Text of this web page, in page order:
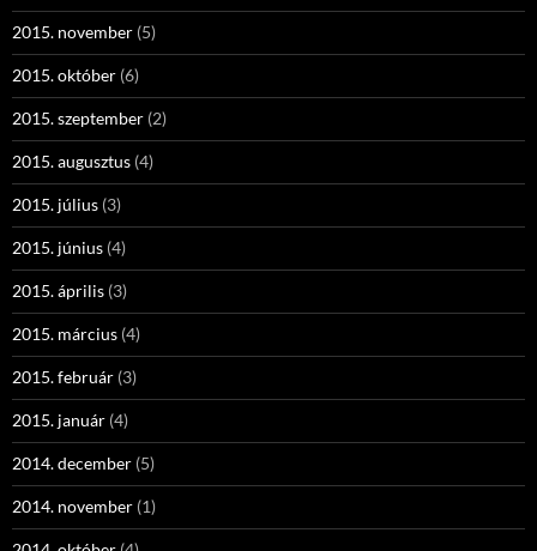
2015. november (5)
2015. október (6)
2015. szeptember (2)
2015. augusztus (4)
2015. július (3)
2015. június (4)
2015. április (3)
2015. március (4)
2015. február (3)
2015. január (4)
2014. december (5)
2014. november (1)